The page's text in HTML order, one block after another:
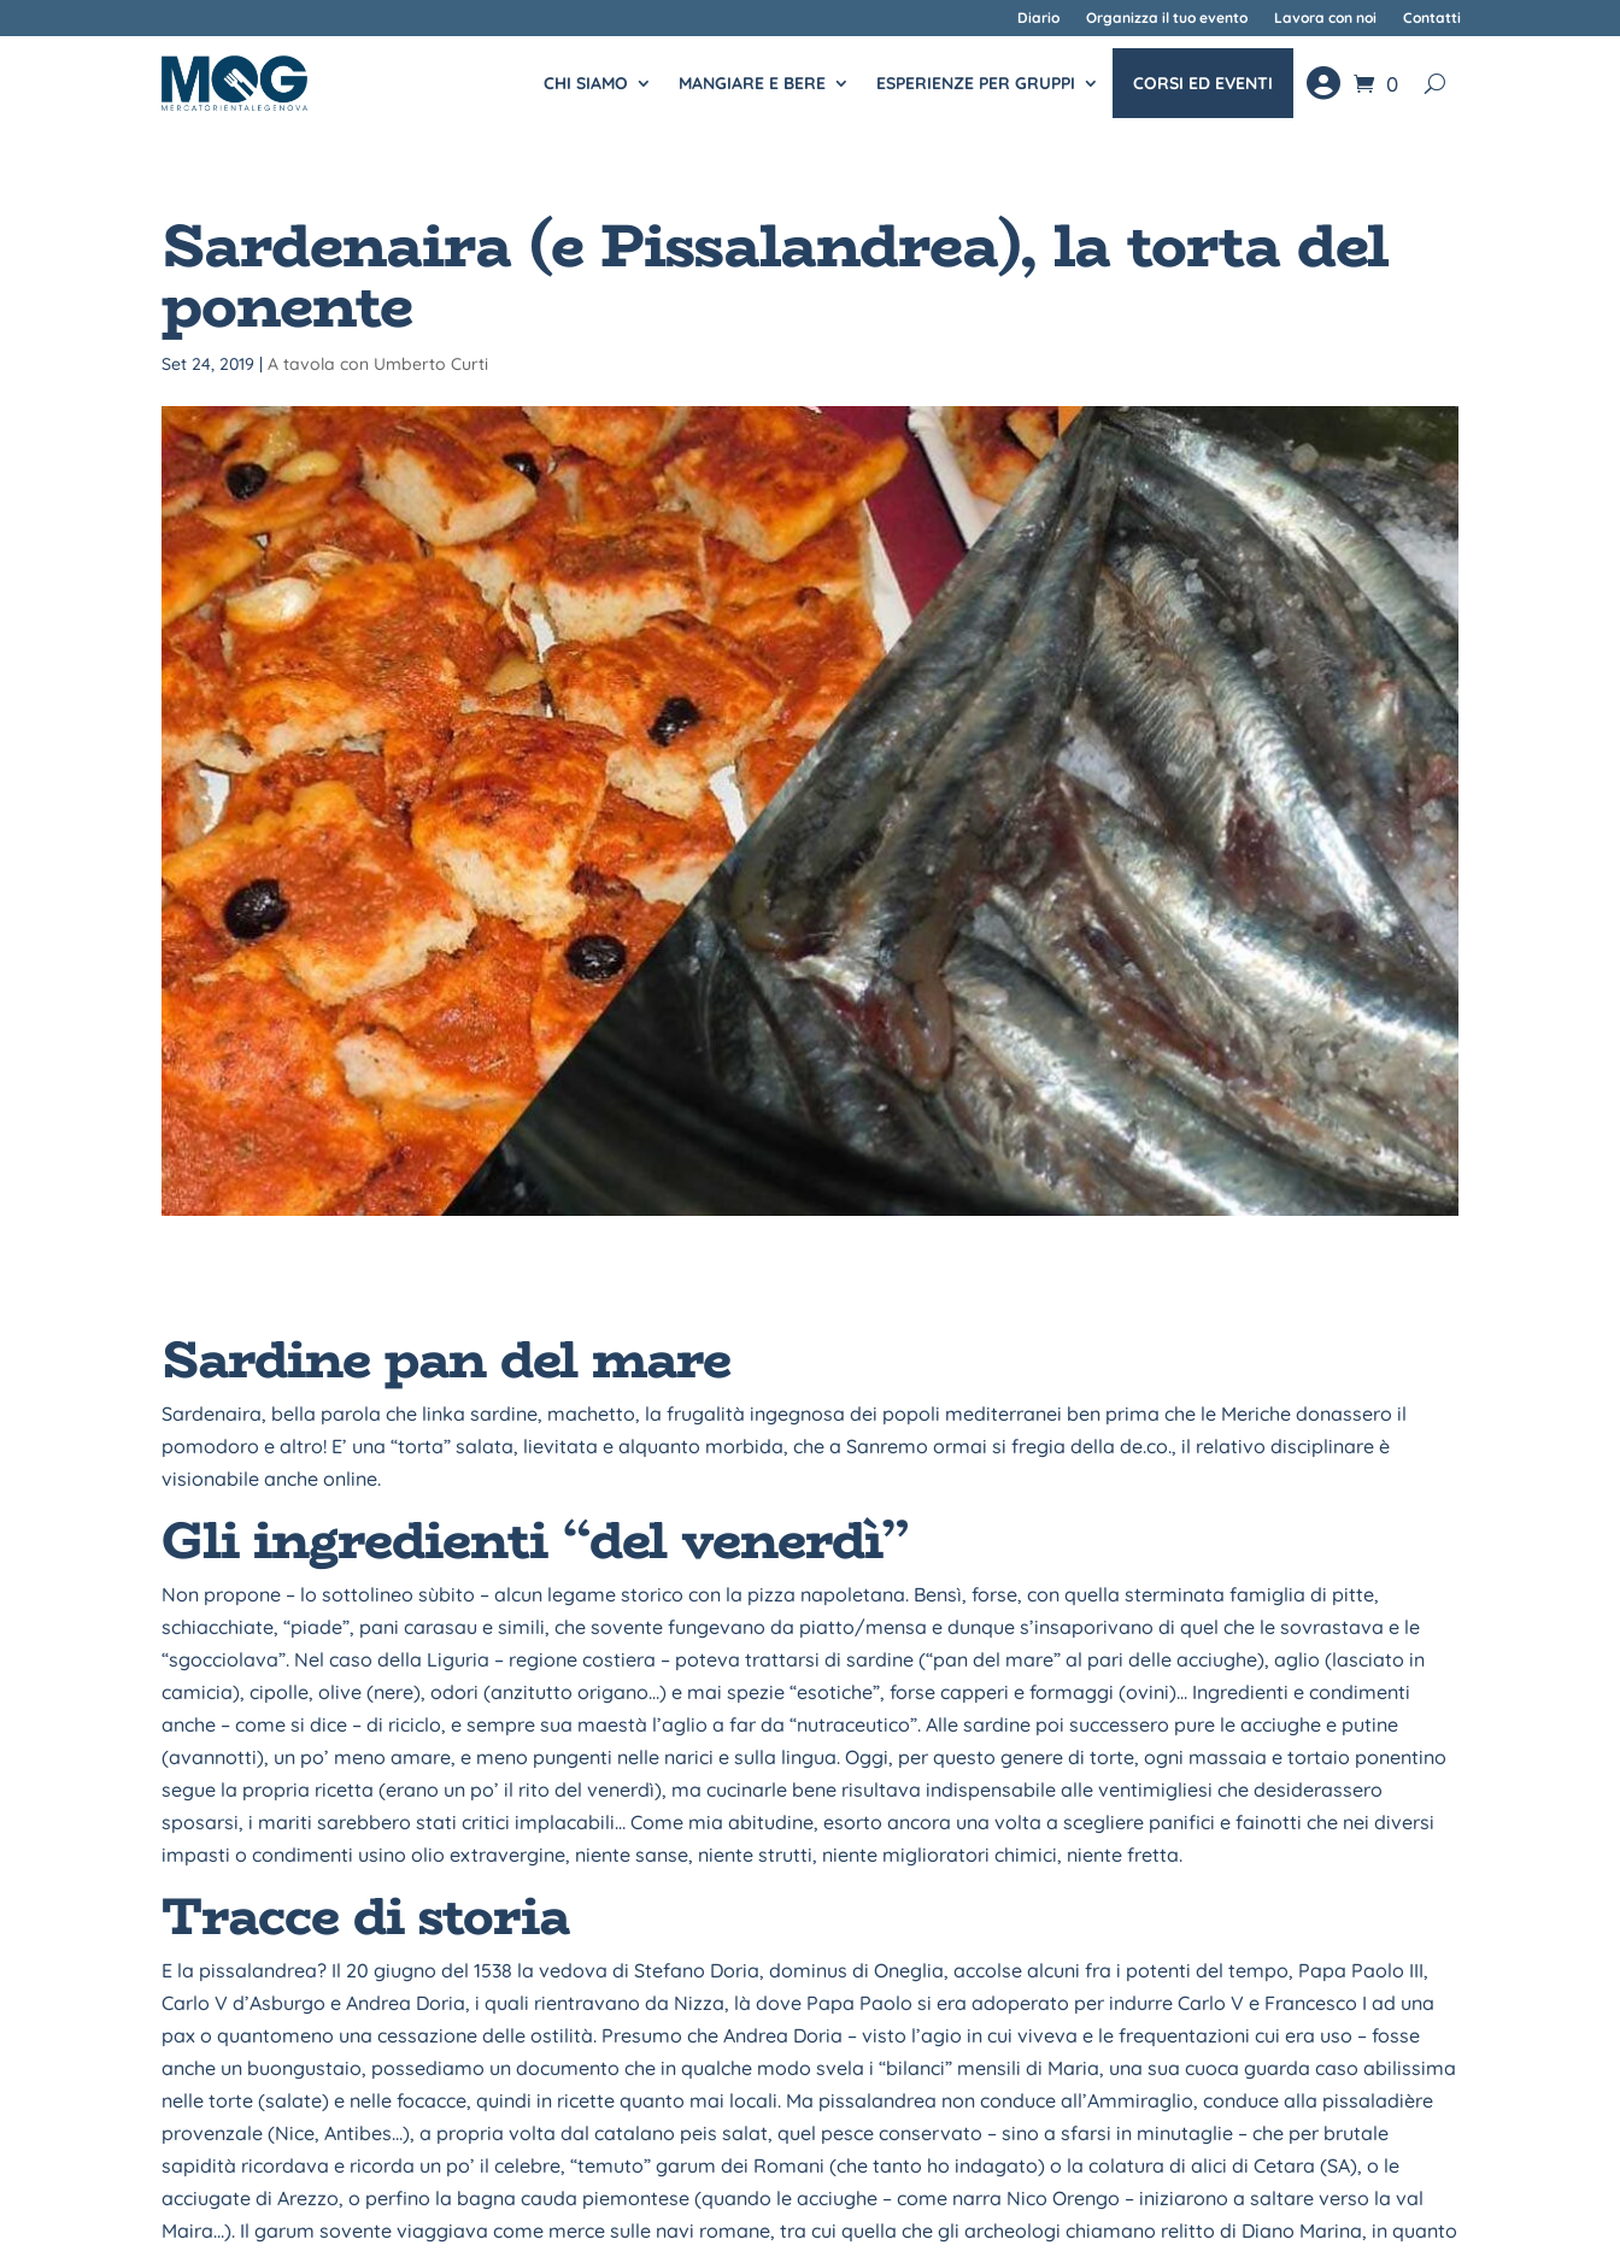
Diario Organizza il tuo evento Lavora con noi Contatti
CHI SIAMO MANGIARE E BERE ESPERIENZE PER GRUPPI CORSI ED EVENTI 0
Sardenaira (e Pissalandrea), la torta del
ponente
Set 24, 2019 |A tavola con Umberto Curti
Sardine pan del mare
Sardenaira, bella parola che linka sardine, machetto, la frugalità ingegnosa dei popoli mediterranei ben prima che le Meriche donassero il
pomodoro e altro! E’ una “torta” salata, lievitata e alquanto morbida, che a Sanremo ormai si fregia della de.co., il relativo disciplinare è
visionabile anche online.
Gli ingredienti “del venerdì”
Non propone – lo sottolineo sùbito – alcun legame storico con la pizza napoletana. Bensì, forse, con quella sterminata famiglia di pitte,
schiacchiate, “piade”, pani carasau e simili, che sovente fungevano da piatto/mensa e dunque s’insaporivano di quel che le sovrastava e le
“sgocciolava”. Nel caso della Liguria – regione costiera – poteva trattarsi di sardine (“pan del mare” al pari delle acciughe), aglio (lasciato in
camicia), cipolle, olive (nere), odori (anzitutto origano…) e mai spezie “esotiche”, forse capperi e formaggi (ovini)… Ingredienti e condimenti
anche – come si dice – di riciclo, e sempre sua maestà l’aglio a far da “nutraceutico”. Alle sardine poi successero pure le acciughe e putine
(avannotti), un po’ meno amare, e meno pungenti nelle narici e sulla lingua. Oggi, per questo genere di torte, ogni massaia e tortaio ponentino
segue la propria ricetta (erano un po’ il rito del venerdì), ma cucinarle bene risultava indispensabile alle ventimigliesi che desiderassero
sposarsi, i mariti sarebbero stati critici implacabili… Come mia abitudine, esorto ancora una volta a scegliere panifici e fainotti che nei diversi
impasti o condimenti usino olio extravergine, niente sanse, niente strutti, niente miglioratori chimici, niente fretta.
Tracce di storia
E la pissalandrea? Il 20 giugno del 1538 la vedova di Stefano Doria, dominus di Oneglia, accolse alcuni fra i potenti del tempo, Papa Paolo III,
Carlo V d’Asburgo e Andrea Doria, i quali rientravano da Nizza, là dove Papa Paolo si era adoperato per indurre Carlo V e Francesco I ad una
pax o quantomeno una cessazione delle ostilità. Presumo che Andrea Doria – visto l’agio in cui viveva e le frequentazioni cui era uso – fosse
anche un buongustaio, possediamo un documento che in qualche modo svela i “bilanci” mensili di Maria, una sua cuoca guarda caso abilissima
nelle torte (salate) e nelle focacce, quindi in ricette quanto mai locali. Ma pissalandrea non conduce all’Ammiraglio, conduce alla pissaladière
provenzale (Nice, Antibes…), a propria volta dal catalano peis salat, quel pesce conservato – sino a sfarsi in minutaglie – che per brutale
sapidità ricordava e ricorda un po’ il celebre, “temuto” garum dei Romani (che tanto ho indagato) o la colatura di alici di Cetara (SA), o le
acciugate di Arezzo, o perfino la bagna cauda piemontese (quando le acciughe – come narra Nico Orengo – iniziarono a saltare verso la val
Maira…). Il garum sovente viaggiava come merce sulle navi romane, tra cui quella che gli archeologi chiamano relitto di Diano Marina, in quanto